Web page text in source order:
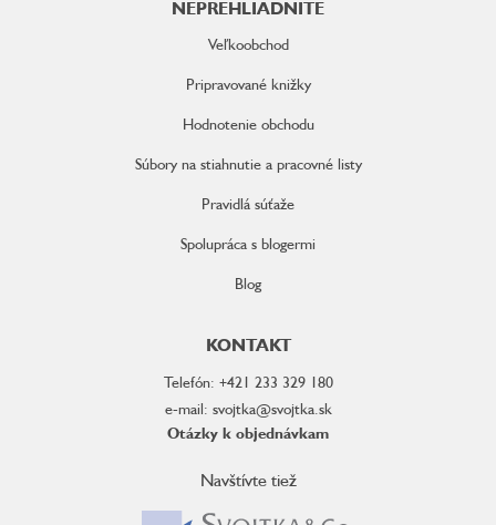
NEPREHLIADNITE
Veľkoobchod
Pripravované knižky
Hodnotenie obchodu
Súbory na stiahnutie a pracovné listy
Pravidlá súťaže
Spolupráca s blogermi
Blog
KONTAKT
Telefón: +421 233 329 180
e-mail: svojtka@svojtka.sk
Otázky k objednávkam
Navštívte tiež